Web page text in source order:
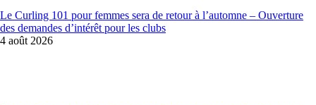
Le Curling 101 pour femmes sera de retour à l’automne – Ouverture
des demandes d’intérêt pour les clubs
4 août 2026